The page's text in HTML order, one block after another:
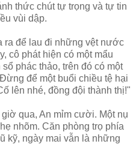
thức chút tự trọng và tự tin
vùi dập.
ra để lau đi những vệt nước
cô phát hiện có một mẩu
phác thảo, trên đó có một
để một buổi chiều tệ hại
lên nhé, đồng đội thành thị!"
qua, An mỉm cười. Một nụ
nhõm. Căn phòng trọ phía
kỹ, ngày mai vẫn là những